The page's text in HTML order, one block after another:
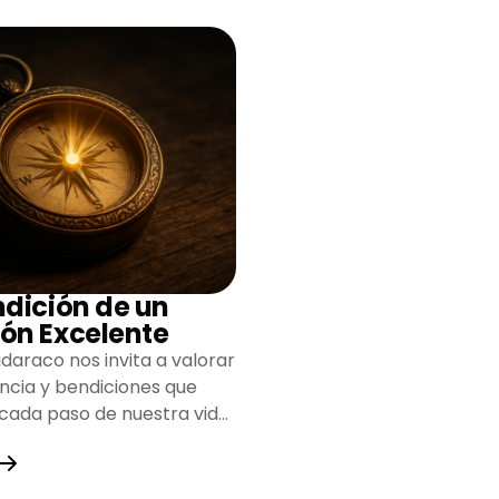
de un
Excelente
nos invita a valorar
y bendiciones que
paso de nuestra vida,